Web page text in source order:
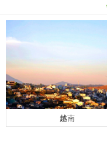
越南